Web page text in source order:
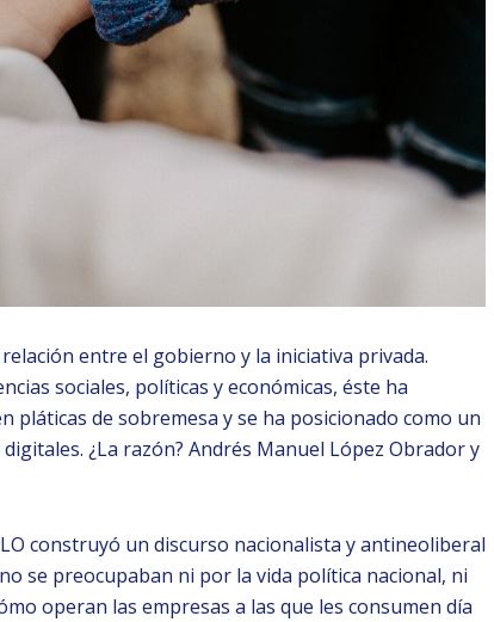
entre el gobierno y la iniciativa privada.
sociales, políticas y económicas, éste ha
pláticas de sobremesa y se ha posicionado como un
¿La razón? Andrés Manuel López Obrador y
construyó un discurso nacionalista y antineoliberal
se preocupaban ni por la vida política nacional, ni
operan las empresas a las que les consumen día